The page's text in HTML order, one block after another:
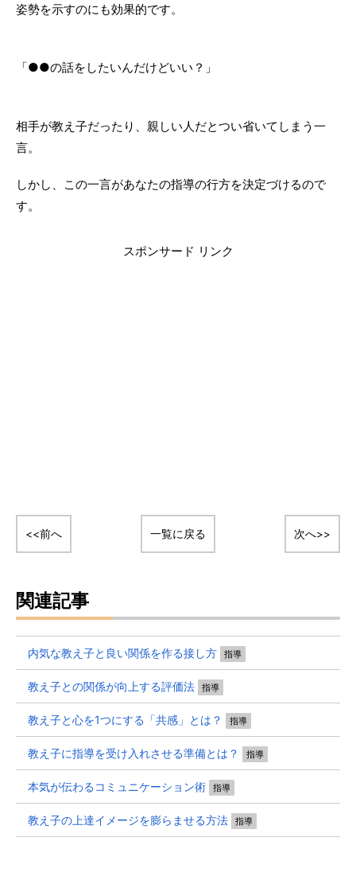
姿勢を示すのにも効果的です。
「●●の話をしたいんだけどいい？」
相手が教え子だったり、親しい人だとつい省いてしまう一
言。
しかし、この一言があなたの指導の行方を決定づけるので
す。
スポンサード リンク
<<前へ 一覧に戻る 次へ>>
関連記事
内気な教え子と良い関係を作る接し方 指導
教え子との関係が向上する評価法 指導
教え子と心を1つにする「共感」とは？ 指導
教え子に指導を受け入れさせる準備とは？ 指導
本気が伝わるコミュニケーション術 指導
教え子の上達イメージを膨らませる方法 指導